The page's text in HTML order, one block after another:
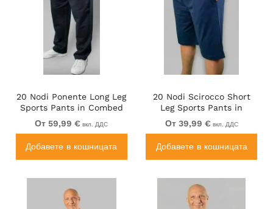
20 Nodi Ponente Long Leg
Sports Pants in Combed
Fleece Cotton Navy
От 59,99 € вкл. ДДС
Добавете в кошницата
20 Nodi Scirocco Short
Leg Sports Pants in
Combed Cotton Jersey
Navy
От 39,99 € вкл. ДДС
Добавете в кошницата